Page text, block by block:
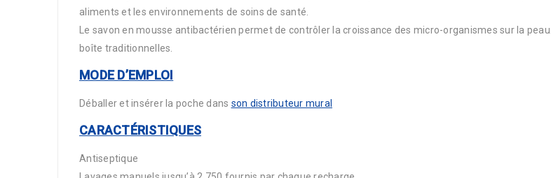
aliments et les environnements de soins de santé.
Le savon en mousse antibactérien permet de contrôler la croissance des micro-organismes sur la
boîte traditionnelles.
MODE D’EMPLOI
Déballer et insérer la poche dans son distributeur mural
CARACTÉRISTIQUES
Antiseptique